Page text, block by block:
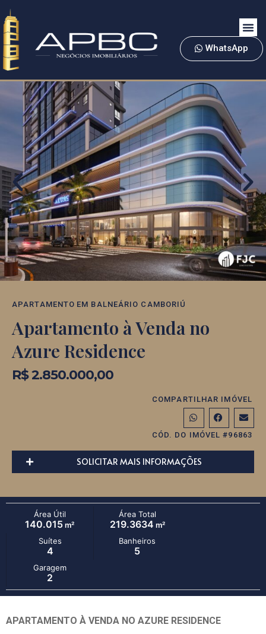
WhatsApp
APARTAMENTO EM BALNEÁRIO CAMBORIÚ
Apartamento à Venda no
Azure Residence
R$ 2.850.000,00
COMPARTILHAR IMÓVEL
CÓD. DO IMÓVEL #96863
SOLICITAR MAIS INFORMAÇÕES
Área Útil
140.015 m²
Área Total
219.3634 m²
Suítes
4
Banheiros
5
Garagem
2
APARTAMENTO À VENDA NO AZURE RESIDENCE